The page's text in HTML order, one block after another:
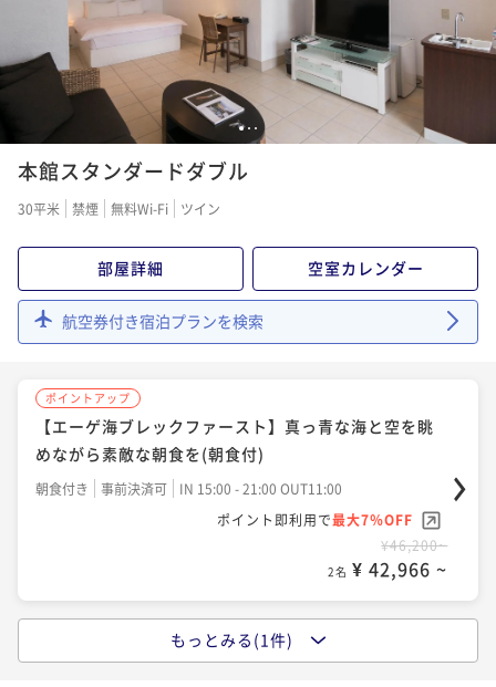
ポイント即利用で
¥83,600~
2名 ¥ 77,748 ~
12 3
本館スタンダードダブル
30平米 禁煙 無料Wi-Fi ツイン
部屋詳細 空室カレンダー
航空券付き宿泊プランを検索
ポイントアップ
【エーゲ海ブレックファースト】真っ青な海と空を眺
めながら素敵な朝食を(朝食付)
朝食付き 事前決済可
IN 15:00 - 21:00 OUT11:00
ポイント即利用で最大7％OFF
¥46,200~
2名 ¥ 42,966 ~
【シェフのおまかせディナーコース】心を満たす極上
もっとみる(1件)